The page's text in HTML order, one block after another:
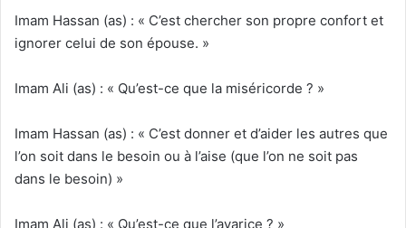
Imam Hassan (as) : « C’est chercher son propre confort et
ignorer celui de son épouse. »
Imam Ali (as) : « Qu’est-ce que la miséricorde ? »
Imam Hassan (as) : « C’est donner et d’aider les autres que
l’on soit dans le besoin ou à l’aise (que l’on ne soit pas
dans le besoin) »
Imam Ali (as) : « Qu’est-ce que l’avarice ? »